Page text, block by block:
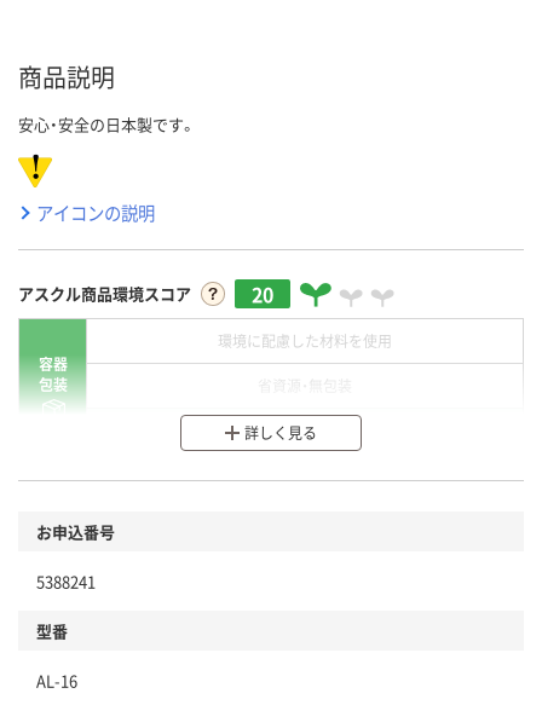
商品説明
安心・安全の日本製です。
アイコンの説明
アスクル商品環境スコア 20
容器
包装
環境に配慮した材料を使用
分別・リサイクルしやすい設計
本体
仕組
詳しく見る
お申込番号
5388241
型番
AL-16